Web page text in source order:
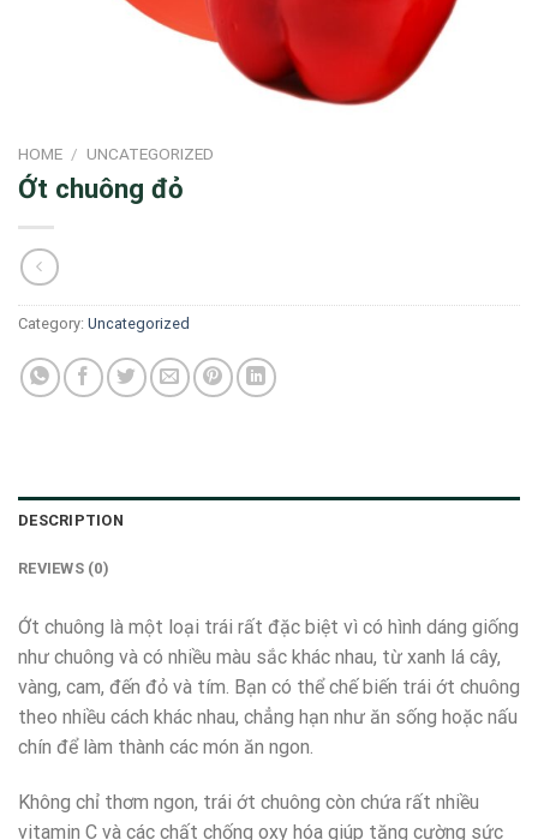
HOME / UNCATEGORIZED
Ớt chuông đỏ
Category: Uncategorized
DESCRIPTION
REVIEWS (0)
Ớt chuông là một loại trái rất đặc biệt vì có hình dáng giống
như chuông và có nhiều màu sắc khác nhau, từ xanh lá cây,
vàng, cam, đến đỏ và tím. Bạn có thể chế biến trái ớt chuông
theo nhiều cách khác nhau, chẳng hạn như ăn sống hoặc nấu
chín để làm thành các món ăn ngon.
Không chỉ thơm ngon, trái ớt chuông còn chứa rất nhiều
vitamin C và các chất chống oxy hóa giúp tăng cường sức